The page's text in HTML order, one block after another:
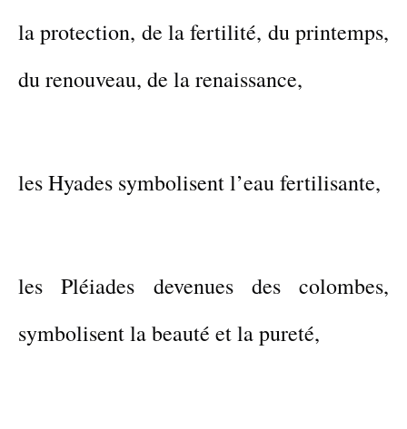
la protection, de la fertilité, du printemps,
du renouveau, de la renaissance,
les Hyades symbolisent l’eau fertilisante,
les Pléiades devenues des colombes,
symbolisent la beauté et la pureté,